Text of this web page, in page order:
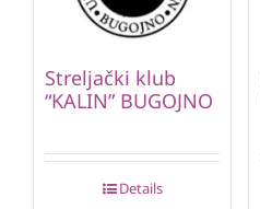
Streljački klub
“KALIN” BUGOJNO
Details